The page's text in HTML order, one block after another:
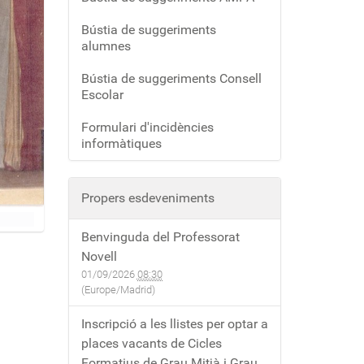
Bústia de suggeriments
alumnes
Bústia de suggeriments Consell
Escolar
Formulari d'incidències
informàtiques
Propers esdeveniments
Benvinguda del Professorat
Novell
01/09/2026 08:30
(Europe/Madrid)
Inscripció a les llistes per optar a
places vacants de Cicles